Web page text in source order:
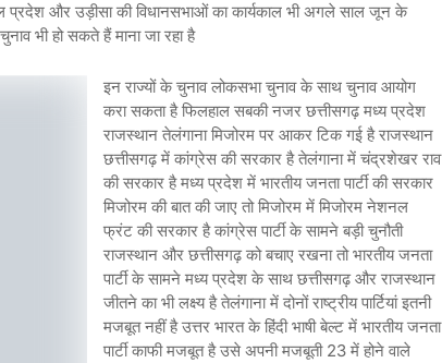
और उड़ीसा की विधानसभाओं का कार्यकाल भी अगले साल जून के
भी हो सकते हैं माना जा रहा है
इन राज्यों के चुनाव लोकसभा चुनाव के साथ चुनाव आयोग
करा सकता है फिलहाल सबकी नजर छत्तीसगढ़ मध्य प्रदेश
राजस्थान तेलंगाना मिजोरम पर आकर टिक गई है राजस्थान
छत्तीसगढ़ में कांग्रेस की सरकार है तेलंगाना में चंद्रशेखर राव
की सरकार है मध्य प्रदेश में भारतीय जनता पार्टी की सरकार
मिजोरम की बात की जाए तो मिजोरम में मिजोरम नेशनल
फ्रंट की सरकार है कांग्रेस पार्टी के सामने बड़ी चुनौती
राजस्थान और छत्तीसगढ़ को बचाए रखना तो भारतीय जनता
पार्टी के सामने मध्य प्रदेश के साथ छत्तीसगढ़ और राजस्थान
जीतने का भी लक्ष्य है तेलंगाना में दोनों राष्ट्रीय पार्टियां इतनी
मजबूत नहीं है उत्तर भारत के हिंदी भाषी बेल्ट में भारतीय जनता
पार्टी काफी मजबूत है उसे अपनी मजबूती 23 में होने वाले